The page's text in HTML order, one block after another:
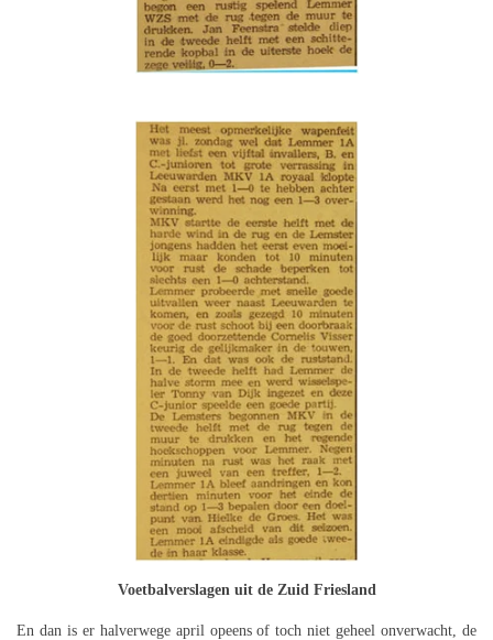
Voetbalverslagen uit de Zuid Friesland
En dan is er halverwege april opeens of toch niet geheel onverwacht, de